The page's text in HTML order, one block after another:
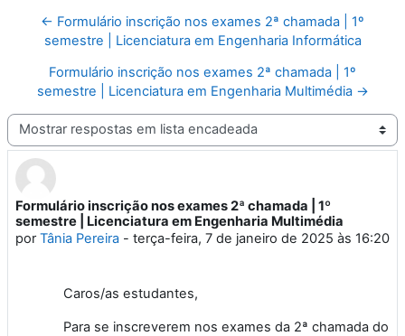
← Formulário inscrição nos exames 2ª chamada | 1º
semestre | Licenciatura em Engenharia Informática
Formulário inscrição nos exames 2ª chamada | 1º
semestre | Licenciatura em Engenharia Multimédia →
Modo de visualização
Formulário inscrição nos exames 2ª chamada | 1º
semestre | Licenciatura em Engenharia Multimédia
porTânia Pereira - terça-feira, 7 de janeiro de 2025 às 16:20
Número de respostas: 0
Caros/as estudantes,
Para se inscreverem nos exames da 2ª chamada do